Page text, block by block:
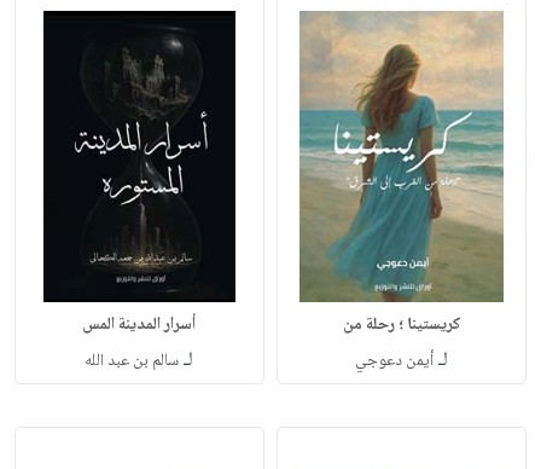
كريستينا ؛ رحلة من
لـأيمن دعوجي
أسرار المدينة المس
لـسالم بن عبد الله